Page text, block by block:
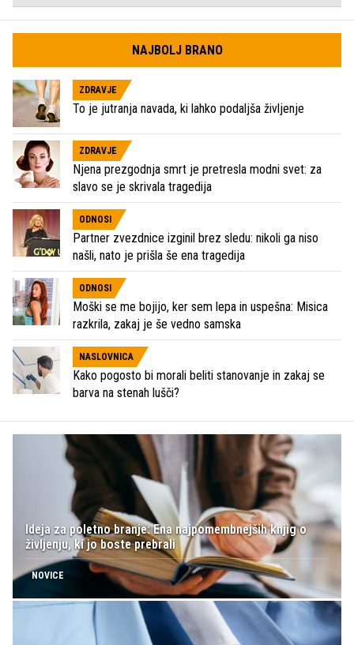
NAJBOLJ BRANO
ZDRAVJE
To je jutranja navada, ki lahko podaljša življenje
ZDRAVJE
Njena prezgodnja smrt je pretresla modni svet: za
slavo se je skrivala tragedija
ODNOSI
Partner zvezdnice izginil brez sledu: nikoli ga niso
našli, nato je prišla še ena tragedija
ODNOSI
Moški se me bojijo, ker sem lepa in uspešna: Misica
razkrila, zakaj je še vedno samska
NASLOVNICA
Kako pogosto bi morali beliti stanovanje in zakaj se
barva na stenah lušči?
Ideja za poletno branje: Ena najpomembnejših knjig o
življenju, ki jo boste prebrali
NOVICE